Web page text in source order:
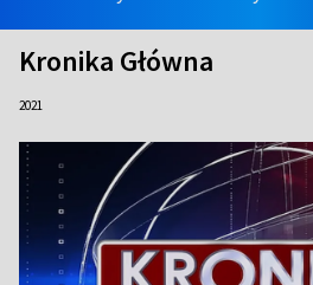
Kronika Główna
2021